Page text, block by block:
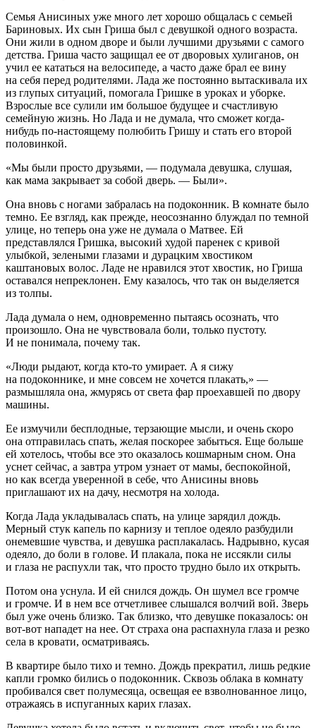
Семья Анисиных уже много лет хорошо общалась с семьей
Бариновых. Их сын Гриша был с девушкой одного возраста.
Они жили в одном дворе и были лучшими друзьями с самого
детства. Гриша часто защищал ее от дворовых хулиганов, он
учил ее кататься на велосипеде, а часто даже брал ее вину
на себя перед родителями. Лада же постоянно вытаскивала их
из глупых ситуаций, помогала Гришке в уроках и уборке.
Взрослые все сулили им большое будущее и счастливую
семейную жизнь. Но Лада и не думала, что сможет когда-
нибудь по-настоящему полюбить Гришу и стать его второй
половинкой.
«Мы были просто друзьями, — подумала девушка, слушая,
как мама закрывает за собой дверь. — Были».
Она вновь с ногами забралась на подоконник. В комнате было
темно. Ее взгляд, как прежде, неосознанно блуждал по темной
улице, но теперь она уже не думала о Матвее. Ей
представлялся Гришка, высокий худой паренек с кривой
улыбкой, зелеными глазами и дурацким хвостиком
каштановых волос. Ладе не нравился этот хвостик, но Гриша
оставался непреклонен. Ему казалось, что так он выделяется
из толпы.
Лада думала о нем, одновременно пытаясь осознать, что
произошло. Она не чувствовала боли, только пустоту.
И не понимала, почему так.
«Люди рыдают, когда кто-то умирает. А я сижу
на подоконнике, и мне совсем не хочется плакать,» —
размышляла она, жмурясь от света фар проехавшей по двору
машины.
Ее измучили бесплодные, терзающие мысли, и очень скоро
она отправилась спать, желая поскорее забыться. Еще больше
ей хотелось, чтобы все это оказалось кошмарным сном. Она
уснет сейчас, а завтра утром узнает от мамы, беспокойной,
но как всегда уверенной в себе, что Анисины вновь
приглашают их на дачу, несмотря на холода.
Когда Лада укладывалась спать, на улице зарядил дождь.
Мерный стук капель по карнизу и теплое одеяло разбудили
онемевшие чувства, и девушка расплакалась. Надрывно, кусая
одеяло, до боли в голове. И плакала, пока не иссякли силы
и глаза не распухли так, что просто трудно было их открыть.
Потом она уснула. И ей снился дождь. Он шумел все громче
и громче. И в нем все отчетливее слышался волчий вой. Зверь
был уже очень близко. Так близко, что девушке показалось: он
вот-вот нападет на нее. От страха она распахнула глаза и резко
села в кровати, осматриваясь.
В квартире было тихо и темно. Дождь прекратил, лишь редкие
капли громко бились о подоконник. Сквозь облака в комнату
пробивался свет полумесяца, освещая ее взволнованное лицо,
отражаясь в испуганных карих глазах.